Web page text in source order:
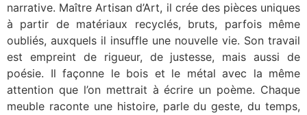
narrative. Maître Artisan d’Art, il crée des pièces uniques
à partir de matériaux recyclés, bruts, parfois même
oubliés, auxquels il insuffle une nouvelle vie. Son travail
est empreint de rigueur, de justesse, mais aussi de
poésie. Il façonne le bois et le métal avec la même
attention que l’on mettrait à écrire un poème. Chaque
meuble raconte une histoire, parle du geste, du temps,